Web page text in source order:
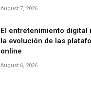
August 7, 2026
El entretenimiento digital
la evolución de las
online
August 6, 2026